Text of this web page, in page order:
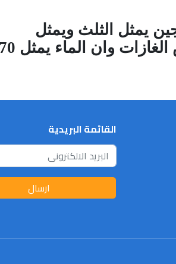
يمثل الثلث ويمثل
القائمة البريدية
ارسال